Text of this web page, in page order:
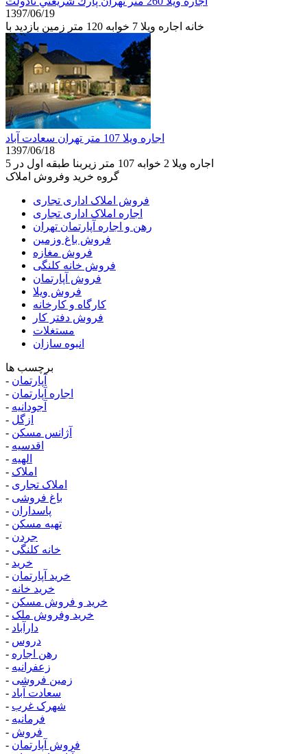
1397/06/19
خانه اجاره ويلا 7 خوابه 120 متر زمین بازديد با
اجاره ويلا 107 متر تهران سعادت آباد
1397/06/18
اجاره ويلا 2 خوابه 107 متر زیربنا طبقه اول در 5
گروه خرید وفروش املاک
فروش املاک اداری تجاری
اجاره املاک اداری تجاری
رهن و اجاره آپارتمان تهران
فروش باغ وزمین
فروش مغازه
فروش خانه کلنگی
فروش آپارتمان
فروش ویلا
کارگاه و کارخانه
فروش دفتر کار
مستغلات
انبوه سازان
برچسب ها
- آپارتمان
- اجاره آپارتمان
- آجودانیه
- ازگل
- آژانس مسکن
- اقدسیه
- الهیه
- املاک
- املاک تجاری
- باغ فروشی
- پاسداران
- تهیه مسکن
- جردن
- خانه کلنگی
- خرید
- خرید آپارتمان
- خرید خانه
- خرید و فروش مسکن
- خرید وفروش ملک
- دارآباد
- دروس
- رهن اجاره
- زعفرانیه
- زمین فروشی
- سعادت آباد
- شهرک غرب
- فرمانیه
- فروش
- فروش آپارتمان